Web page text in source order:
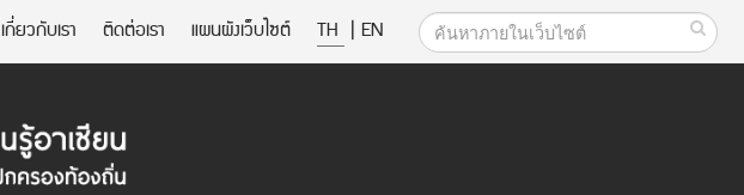
เกี่ยวกับเรา ติดต่อเรา แผนผังเว็บไซต์ TH | EN